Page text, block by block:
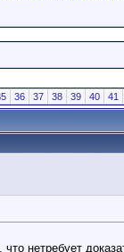
36 37 38 39 40 41
нетребует